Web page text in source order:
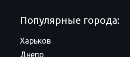
Популярные города:
Харьков
Днепр